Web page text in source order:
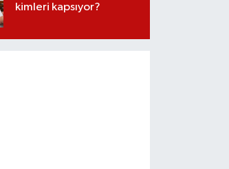
kimleri kapsıyor?